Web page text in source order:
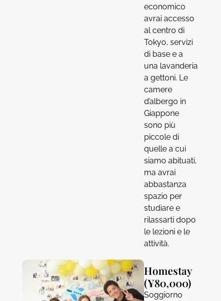
economico
avrai accesso
al centro di
Tokyo, servizi
di base e a
una lavanderia
a gettoni. Le
camere
d’albergo in
Giappone
sono più
piccole di
quelle a cui
siamo abituati,
ma avrai
abbastanza
spazio per
studiare e
rilassarti dopo
le lezioni e le
attività.
Homestay
(¥80,000)
Soggiorno